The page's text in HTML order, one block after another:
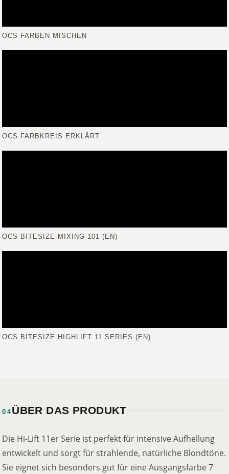
OCS FARBEN MISCHEN
OCS FARBKREIS ERKLÄRT
OCS BITESIZE MIXING 101 (EN)
OCS BITESIZE HIGHLIFT 11 SERIES (EN)
04ÜBER DAS PRODUKT
Die Hi-Lift 11er Serie ist perfekt für intensive Aufhellung
entwickelt und sorgt für strahlende, natürliche Blondtöne.
Sie eignet sich besonders gut für eine Ausgangsfarbe 7